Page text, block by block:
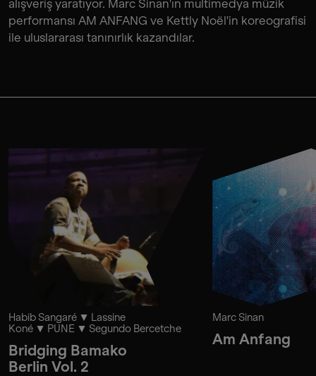
alışveriş yaratıyor. Marc Sinan'ın multimedya müzik
performansı AM ANFANG ve Kettly Noël'in koreografisi
ile uluslararası tanınırlık kazandılar.
Habib Sangaré
Lassine
Koné
PUNE Segundo Bercetche
Bridging Bamako
Berlin Vol. 2
Marc Sinan
Am Anfang